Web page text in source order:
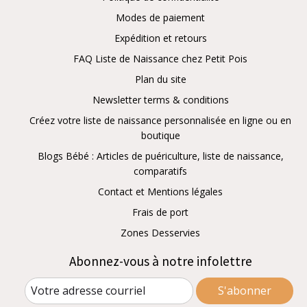
Modes de paiement
Expédition et retours
FAQ Liste de Naissance chez Petit Pois
Plan du site
Newsletter terms & conditions
Créez votre liste de naissance personnalisée en ligne ou en
boutique
Blogs Bébé : Articles de puériculture, liste de naissance,
comparatifs
Contact et Mentions légales
Frais de port
Zones Desservies
Abonnez-vous à notre infolettre
S'abonner